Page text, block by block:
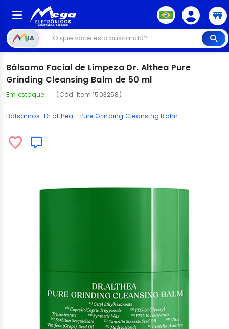
IA
Bálsamo Facial de Limpeza Dr. Althea Pure
Grinding Cleansing Balm de 50 ml
Em estoque (Cód. Item 1503258)
Bálsamos Dr.althea Pure Grinding Cleansing Balm